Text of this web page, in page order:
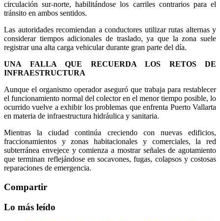
circulación sur-norte, habilitándose los carriles contrarios para el
tránsito en ambos sentidos.
Las autoridades recomiendan a conductores utilizar rutas alternas y
considerar tiempos adicionales de traslado, ya que la zona suele
registrar una alta carga vehicular durante gran parte del día.
UNA FALLA QUE RECUERDA LOS RETOS DE
INFRAESTRUCTURA
Aunque el organismo operador aseguró que trabaja para restablecer
el funcionamiento normal del colector en el menor tiempo posible, lo
ocurrido vuelve a exhibir los problemas que enfrenta Puerto Vallarta
en materia de infraestructura hidráulica y sanitaria.
Mientras la ciudad continúa creciendo con nuevas edificios,
fraccionamientos y zonas habitacionales y comerciales, la red
subterránea envejece y comienza a mostrar señales de agotamiento
que terminan reflejándose en socavones, fugas, colapsos y costosas
reparaciones de emergencia.
Compartir
Lo más leído